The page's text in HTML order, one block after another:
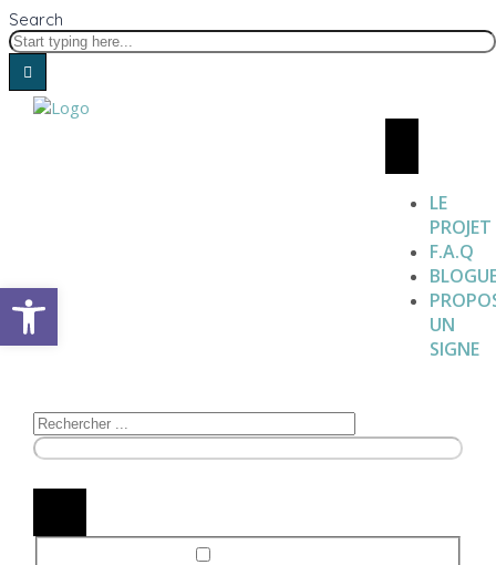
Search
LE
PROJET
F.A.Q
UN
SIGNE
Open toolbar